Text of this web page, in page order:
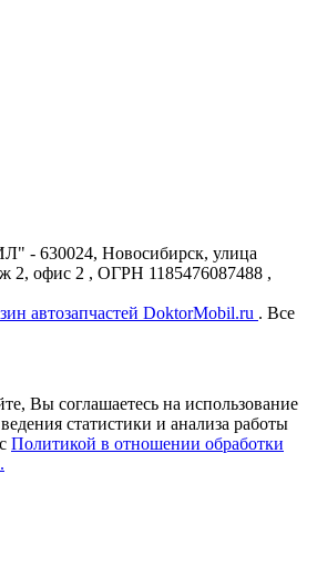
630024, Новосибирск, улица
2, офис 2 , ОГРН 1185476087488 ,
автозапчастей DoktorMobil.ru . Все
Вы соглашаетесь на использование
статистики и анализа работы
Политикой в отношении обработки